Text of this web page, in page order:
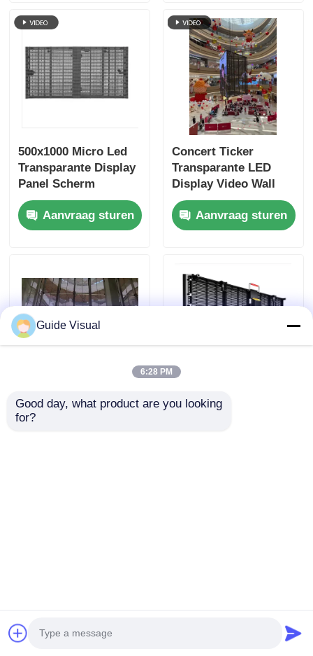
500x1000 Micro Led
Transparante Display
Panel Scherm
Verhuur
Snelvergrendeling Op
Maat
Aanvraag sturen
Concert Ticker
Transparante LED
Display Video Wall
Billboards Verhuur
Aanvraag sturen
Ultra Slim
Transparant Indoor
Commerciële
Transparante LED
Guide Visual
6:28 PM
Good day, what product are you looking
for?